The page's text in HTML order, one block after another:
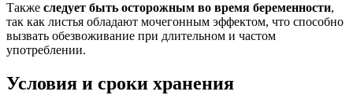
Также следует быть осторожным во время беременности,
так как листья обладают мочегонным эффектом, что способно
вызвать обезвоживание при длительном и частом
употреблении.
Условия и сроки хранения